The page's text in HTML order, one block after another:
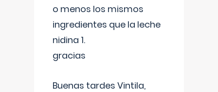
o menos los mismos
ingredientes que la leche
nidina 1.
gracias
Buenas tardes Vintila,